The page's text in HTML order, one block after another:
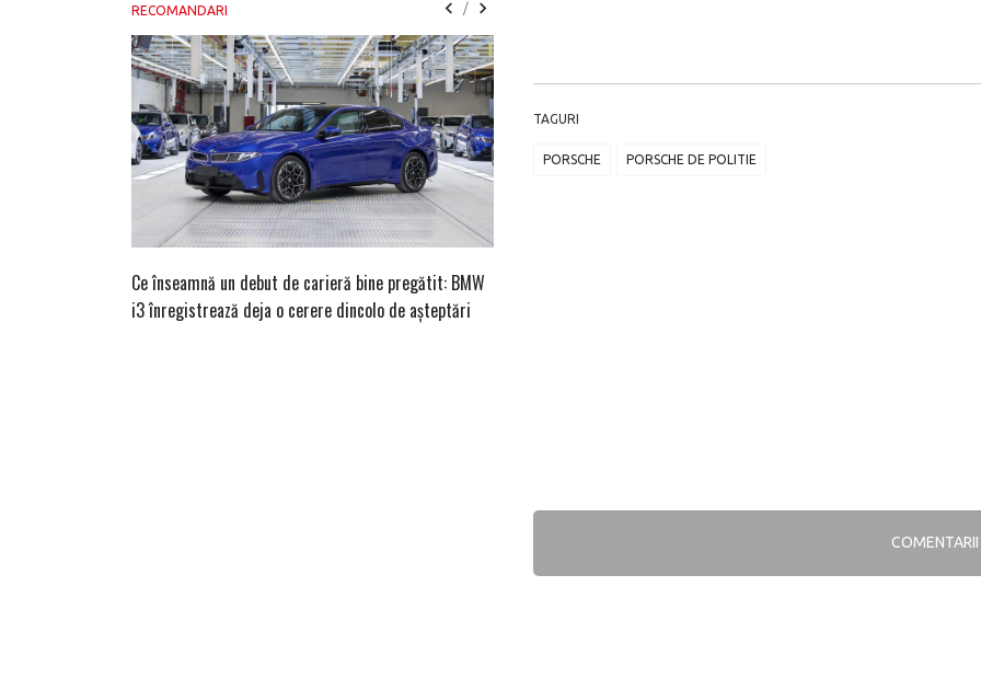
TAGURI
PORSCHE PORSCHE DE POLITIE
COMENTARII
RECOMANDARI /
Ce înseamnă un debut de carieră bine pregătit: BMW
i3 înregistrează deja o cerere dincolo de așteptări